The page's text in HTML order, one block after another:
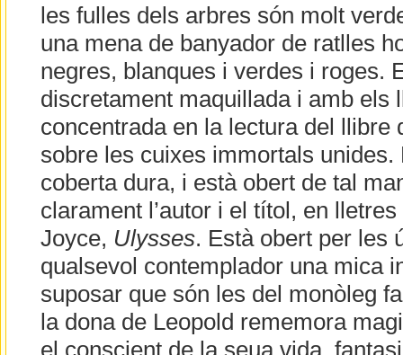
les fulles dels arbres són molt
una mena de banyador de ratlles
negres, blanques i verdes i roges.
discretament maquillada i amb els
concentrada en la lectura del llibre
sobre les cuixes immortals
coberta dura, i està obert de tal
clarament l’autor i el títol, en
Joyce, Ulysses. Està obert per les
qualsevol contemplador una mica
suposar que són les del monòleg
la dona de Leopold rememora
el conscient de la seua vida,